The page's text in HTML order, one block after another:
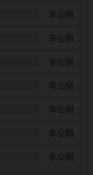
非公開
非公開
非公開
非公開
非公開
非公開
非公開